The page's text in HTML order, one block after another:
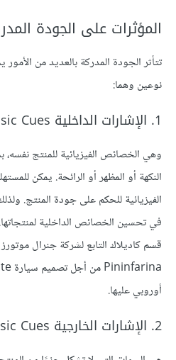
المؤثرات على الجودة
تتأثر الجودة المدركة بالعديد من
نوعين وهما:
1. الإشارات الداخلية Intrinsic Cues
وهي الخصائص الفيزيائية للمنتج
النكهة أو المظهر أو الرائحة. يمكن
الفيزيائية للحكم على جودة المنتج.
في تحسين الخصائص الداخلية
قسم كاديلاك التابع لشركة جنرال
أوروبي عليها.
2. الإشارات الخارجية Extrinsic Cues